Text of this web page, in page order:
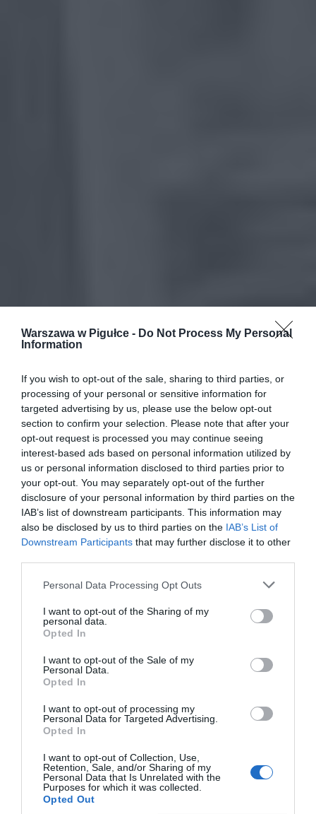
Warszawa w Pigułce - Do Not Process My Personal
Information
If you wish to opt-out of the sale, sharing to third parties, or
processing of your personal or sensitive information for
targeted advertising by us, please use the below opt-out
section to confirm your selection. Please note that after your
opt-out request is processed you may continue seeing
interest-based ads based on personal information utilized by
us or personal information disclosed to third parties prior to
your opt-out. You may separately opt-out of the further
disclosure of your personal information by third parties on the
IAB’s list of downstream participants. This information may
also be disclosed by us to third parties on the IAB’s List of
Downstream Participants that may further disclose it to other
Personal Data Processing Opt Outs
I want to opt-out of the Sharing of my
personal data.
Opted In
I want to opt-out of the Sale of my
Personal Data.
Opted In
I want to opt-out of processing my
Personal Data for Targeted Advertising.
Opted In
I want to opt-out of Collection, Use,
Retention, Sale, and/or Sharing of my
Personal Data that Is Unrelated with the
Purposes for which it was collected.
Opted Out